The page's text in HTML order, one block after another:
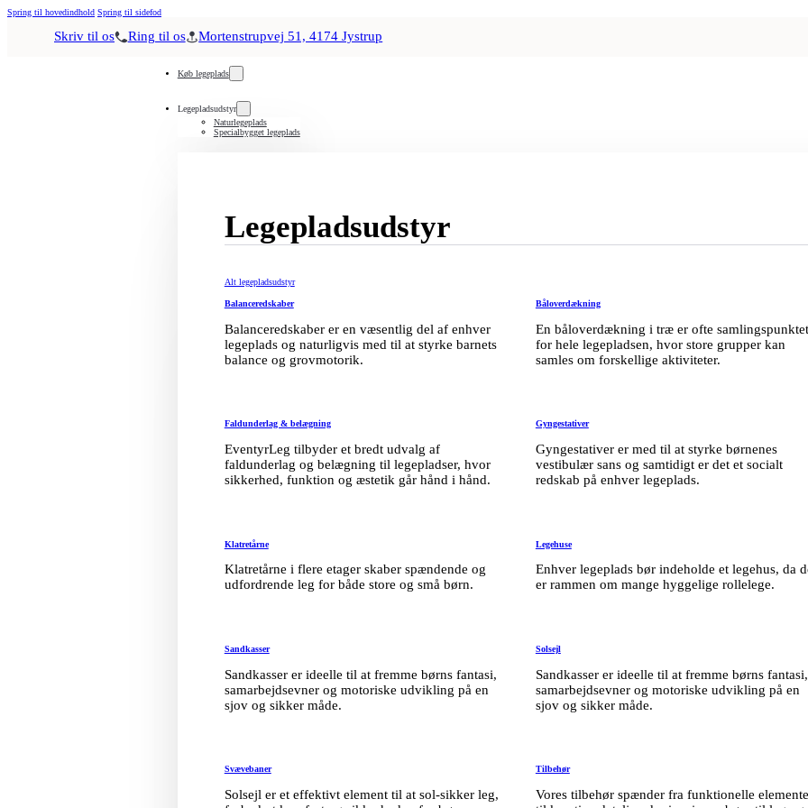
Spring til hovedindhold Spring til sidefod
Skriv til os Ring til os Mortenstrupvej 51, 4174 Jystrup
Køb legeplads
Naturlegeplads
Specialbygget legeplads
Legepladsudstyr
Legepladsudstyr
Alt legepladsudstyr
Balanceredskaber
Balanceredskaber er en væsentlig del af enhver
legeplads og naturligvis med til at styrke barnets
balance og grovmotorik.
Båloverdækning
En båloverdækning i træ er ofte samlingspunktet
for hele legepladsen, hvor store grupper kan
samles om forskellige aktiviteter.
Faldunderlag & belægning
EventyrLeg tilbyder et bredt udvalg af
faldunderlag og belægning til legepladser, hvor
sikkerhed, funktion og æstetik går hånd i hånd.
Gyngestativer
Gyngestativer er med til at styrke børnenes
vestibulær sans og samtidigt er det et socialt
redskab på enhver legeplads.
Klatretårne
Klatretårne i flere etager skaber spændende og
udfordrende leg for både store og små børn.
Legehuse
Enhver legeplads bør indeholde et legehus, da
er rammen om mange hyggelige rollelege.
Sandkasser
Sandkasser er ideelle til at fremme børns fantasi,
samarbejdsevner og motoriske udvikling på en
sjov og sikker måde.
Solsejl
Sandkasser er ideelle til at fremme børns fantasi,
samarbejdsevner og motoriske udvikling på en
sjov og sikker måde.
Svævebaner
Solsejl er et effektivt element til at sol-sikker leg,
Tilbehør
Vores tilbehør spænder fra funktionelle